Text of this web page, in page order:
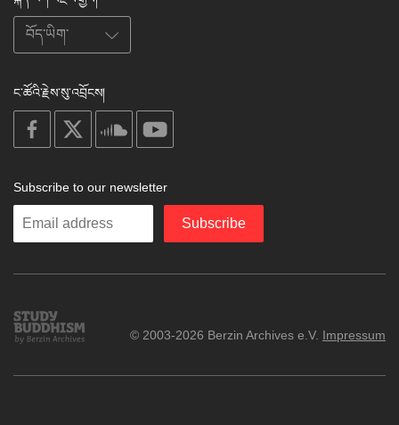
ང་ཚོའི་རྗེས་སུ་འབྲོངས།
on
facebook
soundcloud
Subscribe to our newsletter
Enter
Subscribe
Study
Buddhism
© 2003-2026 Berzin Archives e.V. Impressum